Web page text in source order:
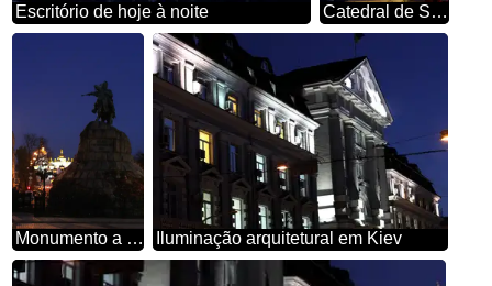
Escritório de hoje à noite Catedral de Santa Sofia em Kiev noite
Monumento a Bogdan Khmelnitsky noite Iluminação arquitetural em Kiev